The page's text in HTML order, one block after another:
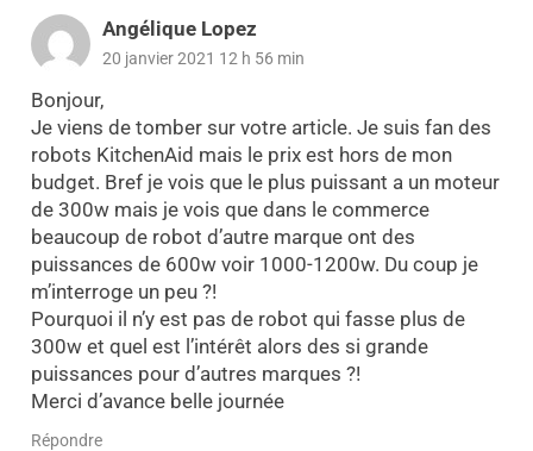
Angélique Lopez
20 janvier 2021 12 h 56 min
Bonjour,
Je viens de tomber sur votre article. Je suis fan des
robots KitchenAid mais le prix est hors de mon
budget. Bref je vois que le plus puissant a un moteur
de 300w mais je vois que dans le commerce
beaucoup de robot d’autre marque ont des
puissances de 600w voir 1000-1200w. Du coup je
m’interroge un peu ?!
Pourquoi il n’y est pas de robot qui fasse plus de
300w et quel est l’intérêt alors des si grande
puissances pour d’autres marques ?!
Merci d’avance belle journée
Répondre